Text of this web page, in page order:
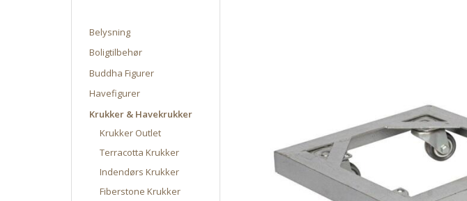
Belysning
Boligtilbehør
Buddha Figurer
Havefigurer
Krukker & Havekrukker
Krukker Outlet
Terracotta Krukker
Indendørs Krukker
Fiberstone Krukker